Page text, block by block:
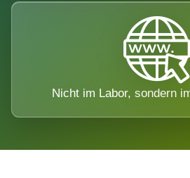
Nicht im Labor, sondern